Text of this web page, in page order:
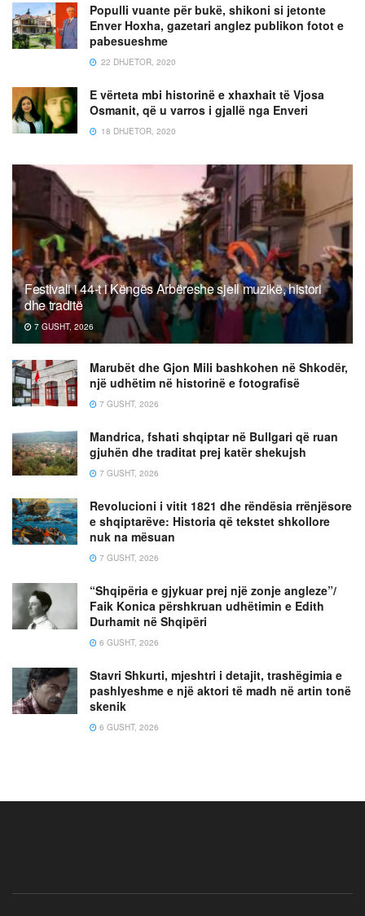
Populli vuante për bukë, shikoni si jetonte
Enver Hoxha, gazetari anglez publikon fotot e
pabesueshme
22 DHJETOR, 2020
E vërteta mbi historinë e xhaxhait të Vjosa
Osmanit, që u varros i gjallë nga Enveri
18 DHJETOR, 2020
Festivali i 44-t i Këngës Arbëreshe sjell muzikë, histori
dhe traditë
7 GUSHT, 2026
Marubët dhe Gjon Mili bashkohen në Shkodër,
një udhëtim në historinë e fotografisë
7 GUSHT, 2026
Mandrica, fshati shqiptar në Bullgari që ruan
gjuhën dhe traditat prej katër shekujsh
7 GUSHT, 2026
Revolucioni i vitit 1821 dhe rëndësia rrënjësore
e shqiptarëve: Historia që tekstet shkollore
nuk na mësuan
7 GUSHT, 2026
“Shqipëria e gjykuar prej një zonje angleze”/
Faik Konica përshkruan udhëtimin e Edith
Durhamit në Shqipëri
6 GUSHT, 2026
Stavri Shkurti, mjeshtri i detajit, trashëgimia e
pashlyeshme e një aktori të madh në artin tonë
skenik
6 GUSHT, 2026